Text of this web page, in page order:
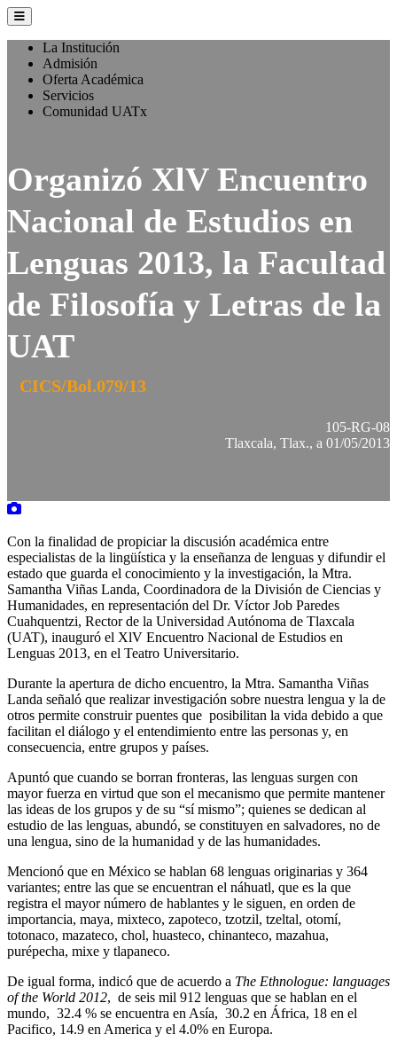
La Institución
Admisión
Oferta Académica
Servicios
Comunidad UATx
Organizó XlV Encuentro
Nacional de Estudios en
Lenguas 2013, la Facultad
de Filosofía y Letras de la
UAT
CICS/Bol.079/13
105-RG-08
Tlaxcala, Tlax., a 01/05/2013
Con la finalidad de propiciar la discusión académica entre
especialistas de la lingüística y la enseñanza de lenguas y difundir el
estado que guarda el conocimiento y la investigación, la Mtra.
Samantha Viñas Landa, Coordinadora de la División de Ciencias y
Humanidades, en representación del Dr. Víctor Job Paredes
Cuahquentzi, Rector de la Universidad Autónoma de Tlaxcala
(UAT), inauguró el XlV Encuentro Nacional de Estudios en
Lenguas 2013, en el Teatro Universitario.
Durante la apertura de dicho encuentro, la Mtra. Samantha Viñas
Landa señaló que realizar investigación sobre nuestra lengua y la de
otros permite construir puentes que posibilitan la vida debido a que
facilitan el diálogo y el entendimiento entre las personas y, en
consecuencia, entre grupos y países.
Apuntó que cuando se borran fronteras, las lenguas surgen con
mayor fuerza en virtud que son el mecanismo que permite mantener
las ideas de los grupos y de su “sí mismo”; quienes se dedican al
estudio de las lenguas, abundó, se constituyen en salvadores, no de
una lengua, sino de la humanidad y de las humanidades.
Mencionó que en México se hablan 68 lenguas originarias y 364
variantes; entre las que se encuentran el náhuatl, que es la que
registra el mayor número de hablantes y le siguen, en orden de
importancia, maya, mixteco, zapoteco, tzotzil, tzeltal, otomí,
totonaco, mazateco, chol, huasteco, chinanteco, mazahua,
purépecha, mixe y tlapaneco.
De igual forma, indicó que de acuerdo a The Ethnologue: languages
of the World 2012, de seis mil 912 lenguas que se hablan en el
mundo, 32.4 % se encuentra en Asía, 30.2 en África, 18 en el
Pacifico, 14.9 en America y el 4.0% en Europa.